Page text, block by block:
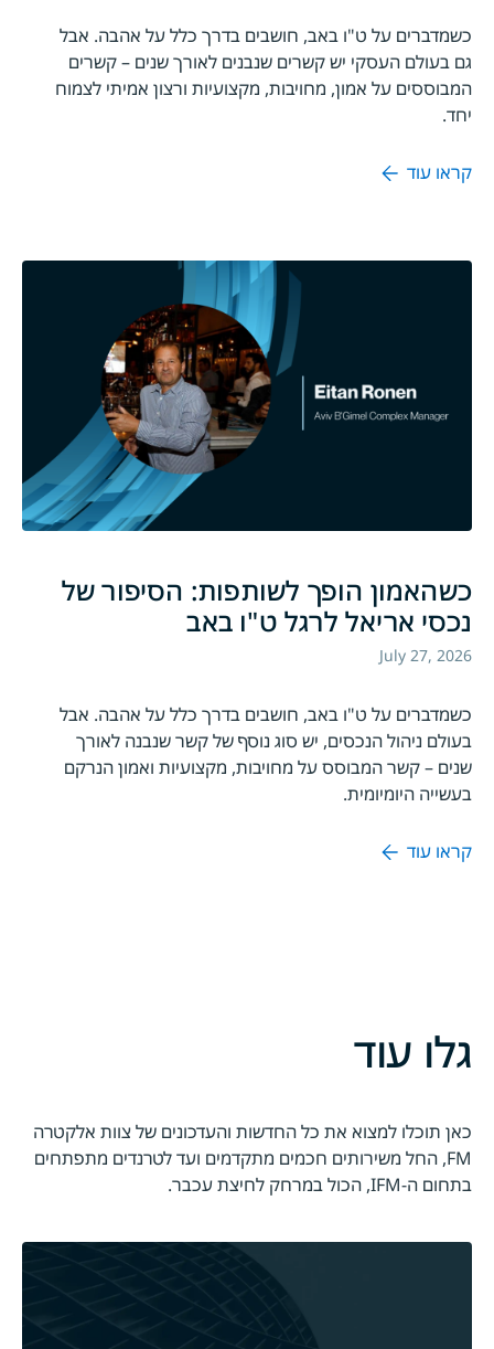
כשמדברים על ט"ו באב, חושבים בדרך כלל על אהבה. אבל
גם בעולם העסקי יש קשרים שנבנים לאורך שנים – קשרים
המבוססים על אמון, מחויבות, מקצועיות ורצון אמיתי לצמוח
יחד.
קראו עוד
כשהאמון הופך לשותפות: הסיפור של
נכסי אריאל לרגל ט"ו באב
July 27, 2026
כשמדברים על ט"ו באב, חושבים בדרך כלל על אהבה. אבל
בעולם ניהול הנכסים, יש סוג נוסף של קשר שנבנה לאורך
שנים – קשר המבוסס על מחויבות, מקצועיות ואמון הנרקם
בעשייה היומיומית.
קראו עוד
גלו עוד
כאן תוכלו למצוא את כל החדשות והעדכונים של צוות אלקטרה
FM, החל משירותים חכמים מתקדמים ועד לטרנדים מתפתחים
בתחום ה-IFM, הכול במרחק לחיצת עכבר.